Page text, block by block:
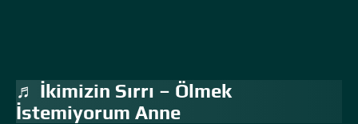
♬ İkimizin Sırrı – Ölmek
İstemiyorum Anne